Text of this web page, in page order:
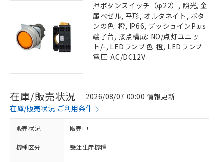
押ボタンスイッチ（φ22）, 照光, 金
属ベゼル, 平形, オルタネイト, ボタ
ンの色: 橙, IP66, プッシュインPlus
端子台, 接点構成: NO/点灯ユニッ
ト/-, LEDランプ色: 橙, LEDランプ
電圧: AC/DC12V
在庫/販売状況
2026/08/07 00:00 情報更新
在庫/販売状況 ご利用条件
販売状況 販売中
機種区分 受注生産機種